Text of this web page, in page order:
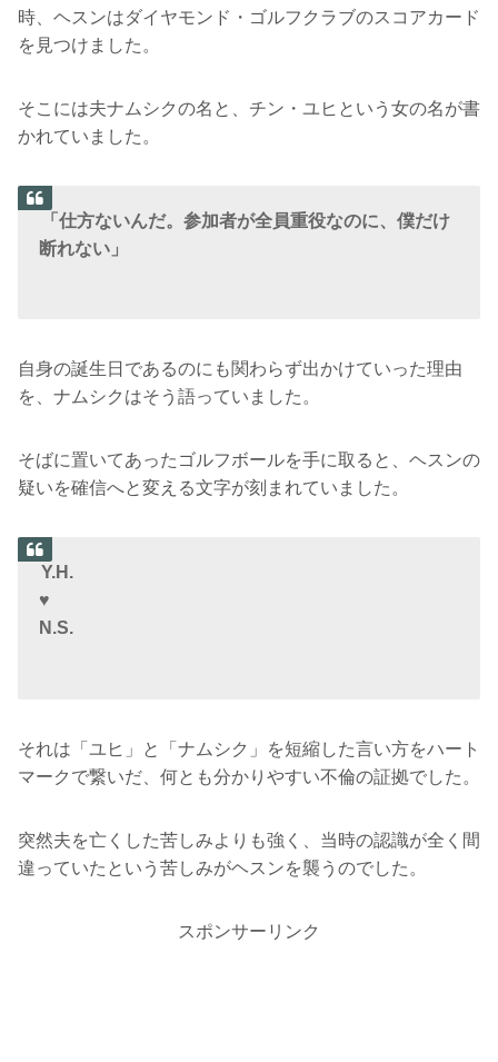
時、ヘスンはダイヤモンド・ゴルフクラブのスコアカード
を見つけました。
そこには夫ナムシクの名と、チン・ユヒという女の名が書
かれていました。
「仕方ないんだ。参加者が全員重役なのに、僕だけ
断れない」
自身の誕生日であるのにも関わらず出かけていった理由
を、ナムシクはそう語っていました。
そばに置いてあったゴルフボールを手に取ると、ヘスンの
疑いを確信へと変える文字が刻まれていました。
Y.H.
♥
N.S.
それは「ユヒ」と「ナムシク」を短縮した言い方をハート
マークで繋いだ、何とも分かりやすい不倫の証拠でした。
突然夫を亡くした苦しみよりも強く、当時の認識が全く間
違っていたという苦しみがヘスンを襲うのでした。
スポンサーリンク